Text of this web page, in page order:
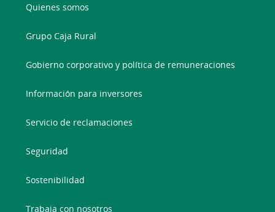
Quienes somos
Grupo Caja Rural
Gobierno corporativo y política de remuneraciones
Información para inversores
Servicio de reclamaciones
Seguridad
Sostenibilidad
Trabaja con nosotros